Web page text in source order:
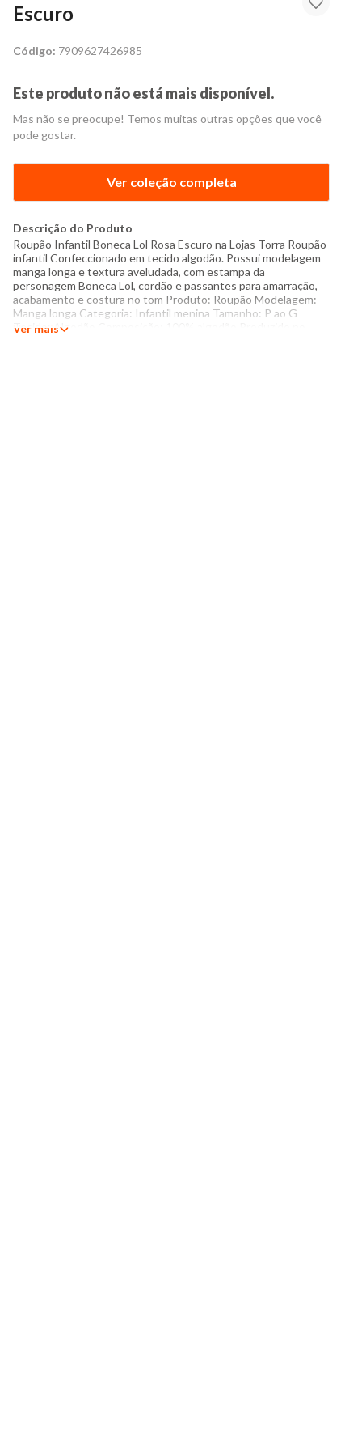
Escuro
Código: 7909627426985
Este produto não está mais disponível.
Mas não se preocupe! Temos muitas outras opções que você
pode gostar.
Ver coleção completa
Descrição do Produto
Roupão Infantil Boneca Lol Rosa Escuro na Lojas Torra Roupão
infantil Confeccionado em tecido algodão. Possui modelagem
manga longa e textura aveludada, com estampa da
personagem Boneca Lol, cordão e passantes para amarração,
acabamento e costura no tom Produto: Roupão Modelagem:
Manga longa Categoria: Infantil menina Tamanho: P ao G
Tecido: Algodão Composição: 100% algodão Produzido no
Ver mais